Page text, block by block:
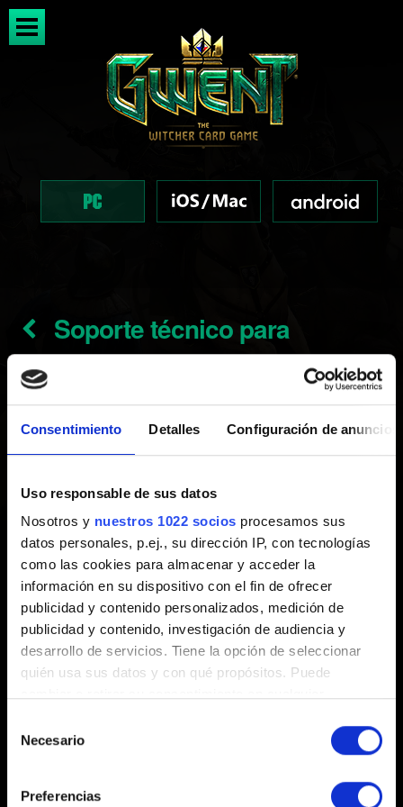
Consentimiento Detalles Configuración de anuncios
Uso responsable de sus datos
Nosotros y nuestros 1022 socios procesamos sus
datos personales, p.ej., su dirección IP, con tecnologías
como las cookies para almacenar y acceder la
información en su dispositivo con el fin de ofrecer
publicidad y contenido personalizados, medición de
publicidad y contenido, investigación de audiencia y
desarrollo de servicios. Tiene la opción de seleccionar
quién usa sus datos y con qué propósitos. Puede
el Menú de consentimiento.
Necesario
Preferencias
Soporte técnico para
Windows 7, 8 y 8.1
Creado hace 2 años Actualizado hace 1 año
Windows 7, 8 y 8.1 en Steam y con Windows 7 en GOG,
debido a que estas plataformas ya no son compatibles
con estas versiones de Windows.
Eso no significa que GWENT no funcione en los
sistemas operativos mencionados, sino que los
jugadores pueden experimentar algunos problemas de
compatibilidad, que no podremos solucionar.